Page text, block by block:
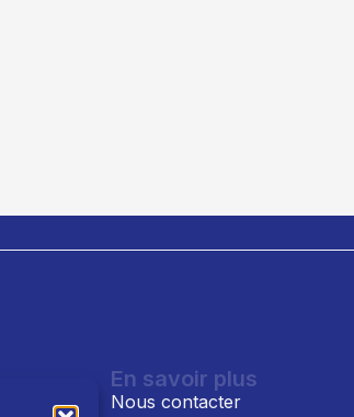
En savoir plus
Nous contacter